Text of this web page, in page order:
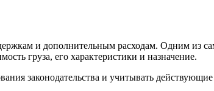
и дополнительным расходам. Одним из
груза, его характеристики и назначение.
законодательства и учитывать